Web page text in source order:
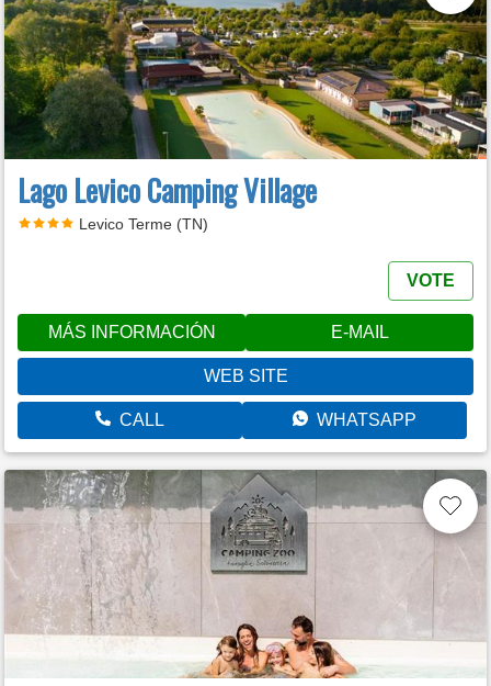
Lago Levico Camping Village
Levico Terme (TN)
VOTE
MÁS INFORMACIÓN E-MAIL
WEB SITE
CALL WHATSAPP